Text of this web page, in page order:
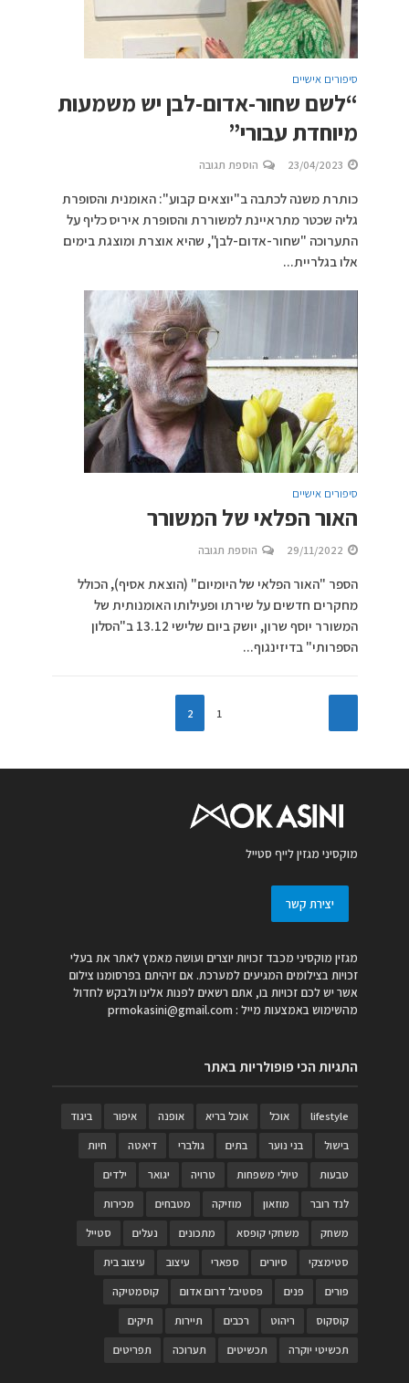
סיפורים אישיים
“לשם שחור-אדום-לבן יש משמעות
מיוחדת עבורי”
23/04/2023 הוספת תגובה
כותרת משנה לכתבה ב"יוצאים קבוע": האומנית והסופרת
גליה שכטר מתראיינת למשוררת והסופרת איריס כליף על
התערוכה "שחור-אדום-לבן", שהיא אוצרת ומוצגת בימים
אלו בגלריית...
סיפורים אישיים
האור הפלאי של המשורר
29/11/2022 הוספת תגובה
הספר "האור הפלאי של היומיום" (הוצאת אסיף), הכולל
מחקרים חדשים על שירתו ופעילותו האומנותית של
המשורר יוסף שרון, יושק ביום שלישי 13.12 ב"הסלון
הספרותי" בדיזינגוף...
1
2
מוקסיני מגזין לייף סטייל
יצירת קשר
מגזין מוקסיני מכבד זכויות יוצרים ועושה מאמץ לאתר את בעלי
זכויות בצילומים המגיעים למערכת. אם זיהיתם בפרסומנו צילום
אשר יש לכם זכויות בו, אתם רשאים לפנות אלינו ולבקש לחדול
מהשימוש באמצעות מייל : prmokasini@gmail.com
התגיות הכי פופולריות באתר
lifestyle אוכל אוכל בריא אופנה איפור
ביגוד
בישול
בני נוער בתים גולברי דיאטה
חיות
טבעות
טיולי משפחות טרויה יגואר
ילדים
לנד רובר
מוזאון מוזיקה מטבחים
מכירות
משחק
משחקי קופסא מתכונים נעלים
סטייל
סטימצקי
סיורים ספארי עיצוב
עיצוב בית
פורים
פנים פסטיבל דרום אדום
קוסמטיקה
קוסקוס
ריהוט רכבים תיירות
תיקים
תכשיטי יוקרה
תכשיטים תערוכה תפריטים